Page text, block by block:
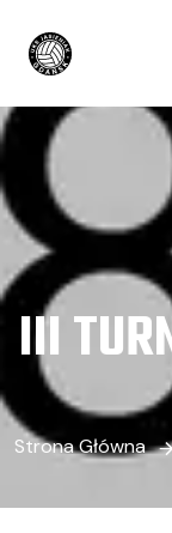
III
Strona Główna